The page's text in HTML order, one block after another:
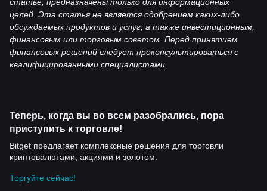
статье, предназначены только для информационных
целей. Эта статья не является одобрением каких-либо
обсуждаемых продуктов и услуг, а также инвестиционным,
финансовым или торговым советом. Перед принятием
финансовых решений следует проконсультироваться с
квалифицированными специалистами.
Теперь, когда вы во всем разобрались, пора
приступить к торговле!
Bitget предлагает комплексные решения для торговли
криптовалютами, акциями и золотом.
Торгуйте сейчас!